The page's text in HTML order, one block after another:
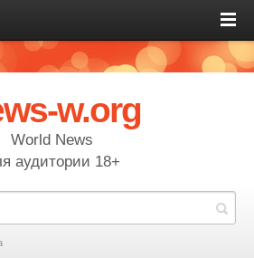
w.org
World News
аудитории 18+